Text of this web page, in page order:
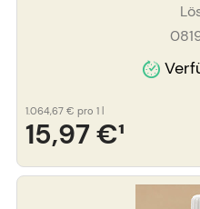
15,97 €¹
1.064,67 € pro 1 l